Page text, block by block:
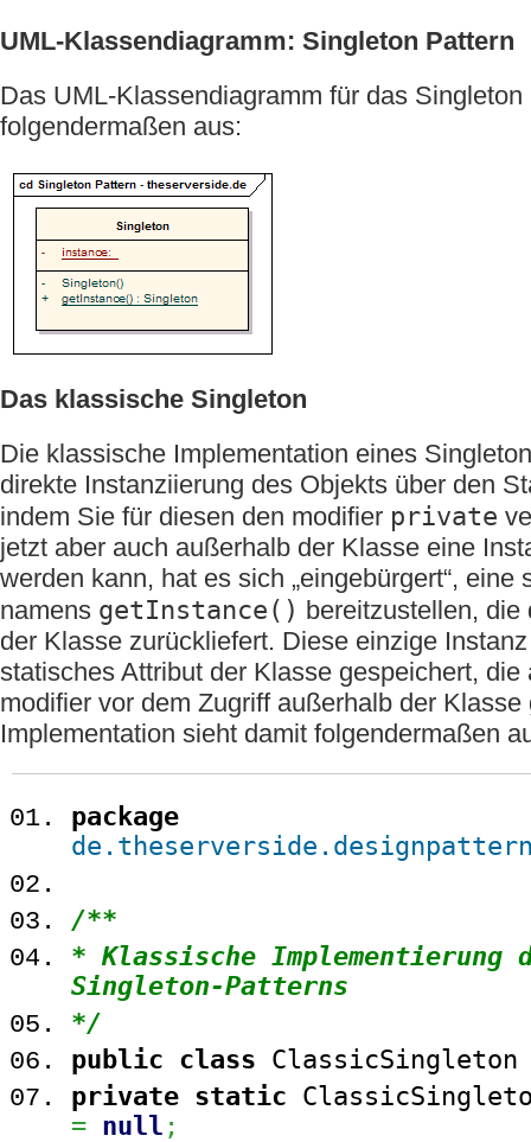
UML-Klassendiagramm: Singleton Pattern
Das UML-Klassendiagramm für das
folgendermaßen aus:
Das klassische Singleton
Die klassische Implementation eines
direkte Instanziierung des Objekts über den
indem Sie für diesen den modifier private
jetzt aber auch außerhalb der Klasse eine
werden kann, hat es sich „eingebürgert“, eine
namens getInstance() bereitzustellen,
der Klasse zurückliefert. Diese einzige
statisches Attribut der Klasse gespeichert,
modifier vor dem Zugriff außerhalb der
Implementation sieht damit folgendermaßen
package
/**
* Klassische Implementierung
Singleton-Patterns
*/
public class
private static
= null ;